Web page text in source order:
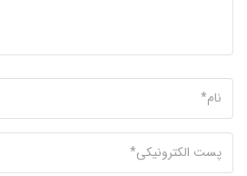
Your
Email